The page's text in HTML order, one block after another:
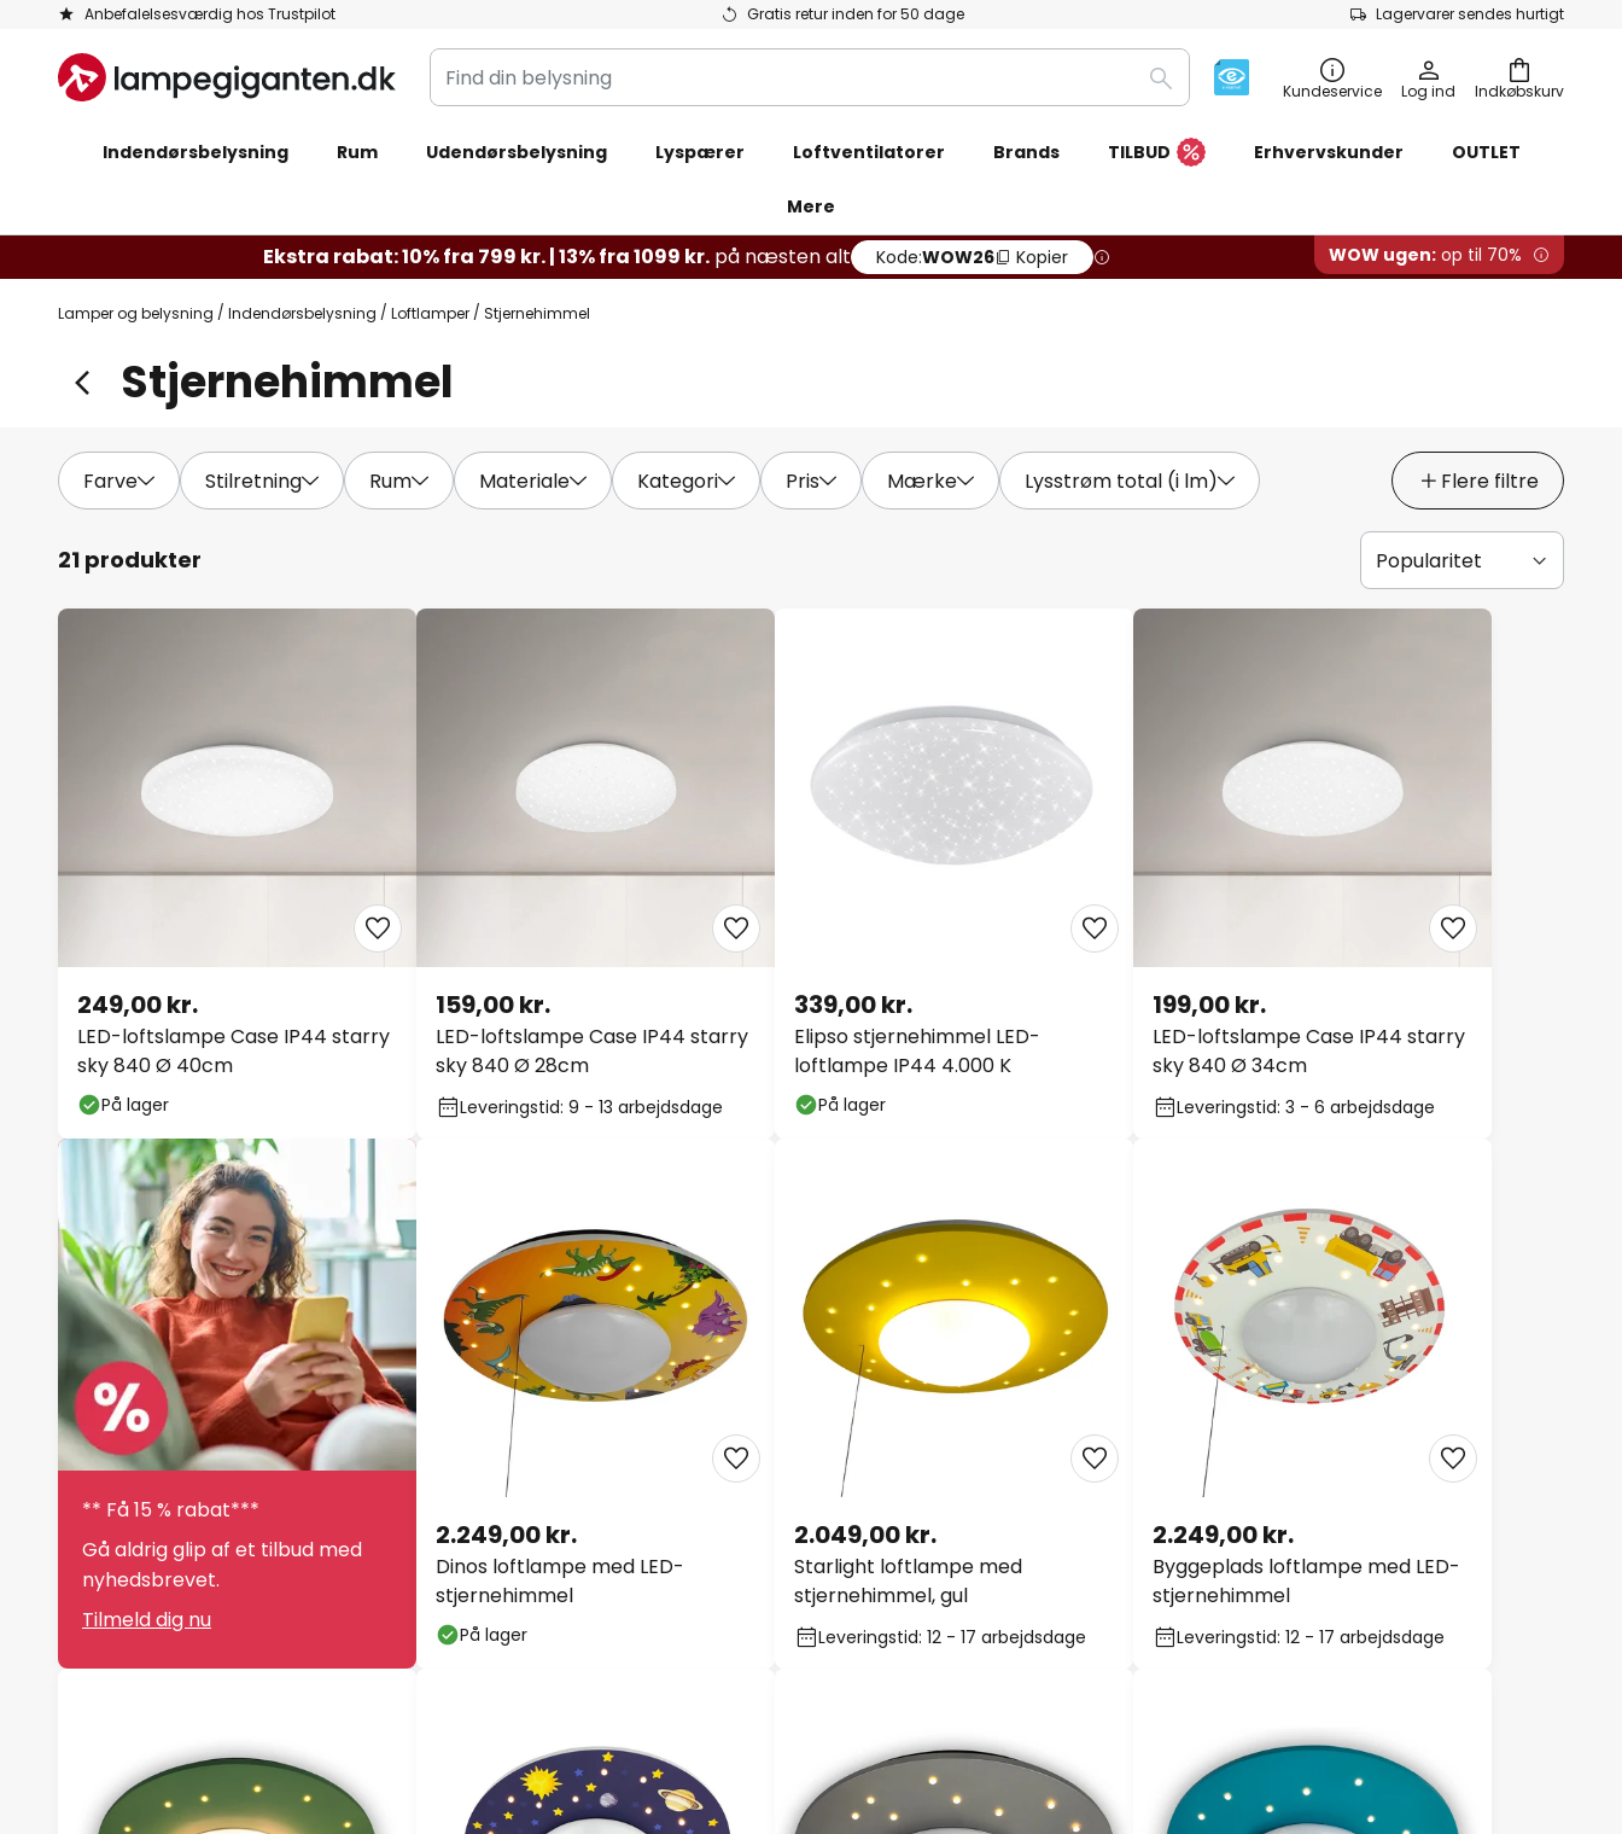
Anbefalelsesværdig hos Trustpilot Gratis retur inden for 50 dage Lagervarer sendes hurtigt
Skip
Content
Indkøbskurv
Find
din
Søg Kundeservice Log ind
Indendørsbelysning Rum Udendørsbelysning Lyspærer Loftventilatorer Brands TILBUD Erhvervskunder OUTLET
Mere
Ekstra rabat: 10% fra 799 kr. | 13% fra 1099 kr. på næsten alt Kode:WOW26 Kopier WOW ugen: op til 70%
Lamper og belysning Indendørsbelysning Loftlamper Stjernehimmel
Stjernehimmel
Farve Stilretning Rum Materiale Kategori Pris Mærke Lysstrøm total (i lm) Flere filtre
21 produkter
LED-loftslampe Case IP44 starry
sky 840 Ø 40cm
249,00 kr.
På lager
LED-loftslampe Case IP44 starry
sky 840 Ø 28cm
159,00 kr.
Leveringstid: 9 - 13 arbejdsdage
Elipso stjernehimmel LED-
loftlampe IP44 4.000 K
339,00 kr.
På lager
LED-loftslampe Case IP44 starry
sky 840 Ø 34cm
199,00 kr.
Leveringstid: 3 - 6 arbejdsdage
** Få 15 % rabat***
Gå aldrig glip af et tilbud med
nyhedsbrevet.
Tilmeld dig nu
Dinos loftlampe med LED-
stjernehimmel
2.249,00 kr.
På lager
Starlight loftlampe med
stjernehimmel, gul
2.049,00 kr.
Leveringstid: 12 - 17 arbejdsdage
Byggeplads loftlampe med LED-
stjernehimmel
2.249,00 kr.
Leveringstid: 12 - 17 arbejdsdage